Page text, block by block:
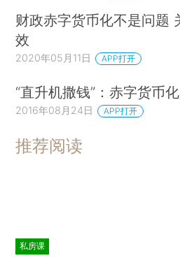
财政赤字货币化不是问题
效
2020年05月11日 APP打开
“直升机撒钱”：赤字货币
2016年08月24日 APP打开
推荐阅读
私房课